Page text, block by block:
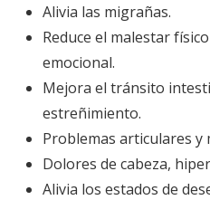
Alivia las migrañas.
Reduce el malestar
emocional.
Mejora el tránsito
estreñimiento.
Problemas articulares y
Dolores de cabeza,
Alivia los estados de